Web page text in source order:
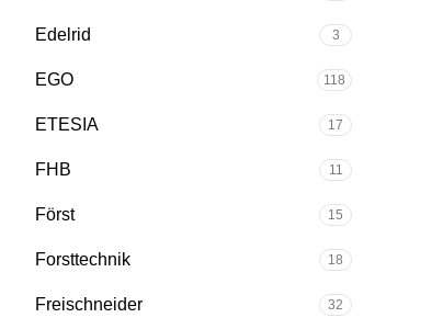
Edelrid 3
EGO 118
ETESIA 17
FHB 11
Först 15
Forsttechnik 18
Freischneider 32